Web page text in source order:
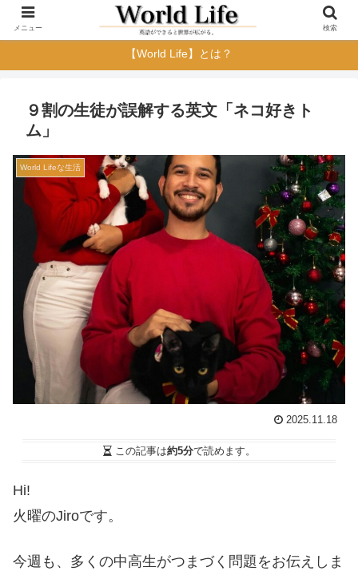
【World Life】とは？
９割の生徒が誤解する英文「ネコ好きト
ム」
World Lifeな生活
2025.11.18
この記事は約5分で読めます。
Hi!
火曜のJiroです。
今週も、多くの中高生がつまづく問題をお伝えしま
メニュー 検索